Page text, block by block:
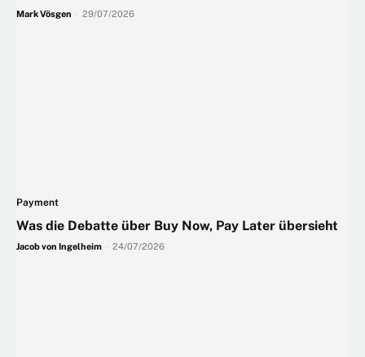
Mark Vösgen 29/07/2026
Payment
Was die Debatte über Buy Now, Pay Later übersieht
Jacob von Ingelheim 24/07/2026